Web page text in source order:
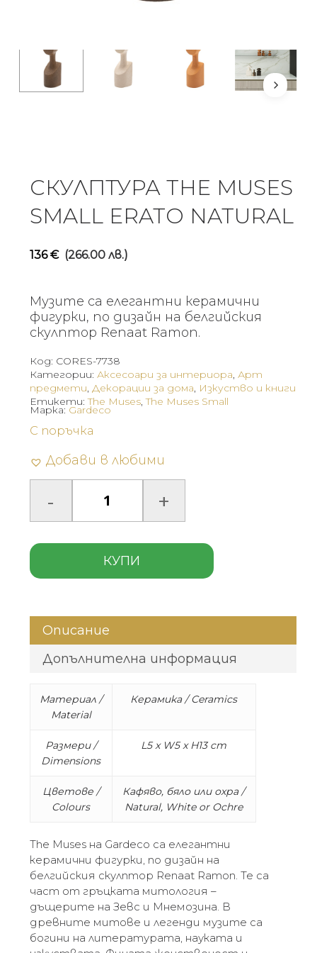
СКУЛПТУРА THE MUSES
SMALL ERATO NATURAL
136€ (266.00 лв.)
Музите са елегантни керамични
фигурки, по дизайн на белгийския
скулптор Renaat Ramon.
Код: CORES-7738
Категории: Аксесоари за интериора, Арт
предмети, Декорации за дома, Изкуство и книги
Етикети:The Muses,The Muses Small
С поръчка
Добави в любими
КУПИ
Марка: Gardeco
Описание
Допълнителна информация
Материал /
Material
Керамика / Ceramics
Размери /
Dimensions
L5 x W5 x H13 cm
Цветове /
Colours
Кафяво, бяло или охра /
Natural, White or Ochre
The Muses на Gardeco са елегантни
керамични фигурки, по дизайн на
белгийския скулптор Renaat Ramon. Те са
част от гръцката митология –
дъщерите на Зевс и Мнемозина. В
древните митове и легенди музите са
богини на литературата, науката и